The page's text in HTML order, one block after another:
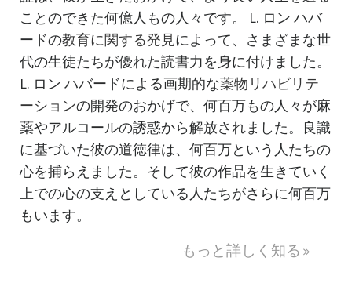
ことのできた何億人もの人々です。 L. ロン ハバ
ードの教育に関する発見によって、さまざまな世
代の生徒たちが優れた読書力を身に付けました。
L. ロン ハバードによる画期的な薬物リハビリテ
ーションの開発のおかげで、何百万もの人々が麻
薬やアルコールの誘惑から解放されました。良識
に基づいた彼の道徳律は、何百万という人たちの
心を捕らえました。そして彼の作品を生きていく
上での心の支えとしている人たちがさらに何百万
もいます。
もっと詳しく知る